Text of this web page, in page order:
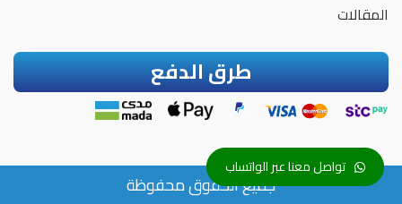
المقالات
طرق الدفع
جميع الحقوق محفوظة
تواصل معنا عبر الواتساب